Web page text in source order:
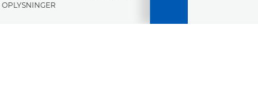
OPLYSNINGER